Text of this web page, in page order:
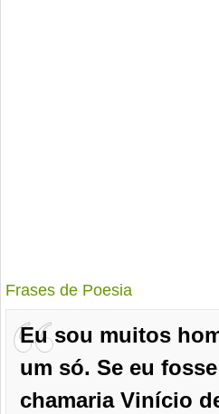
Frases de Poesia
Eu sou muitos
um só. Se eu
chamaria Vinício